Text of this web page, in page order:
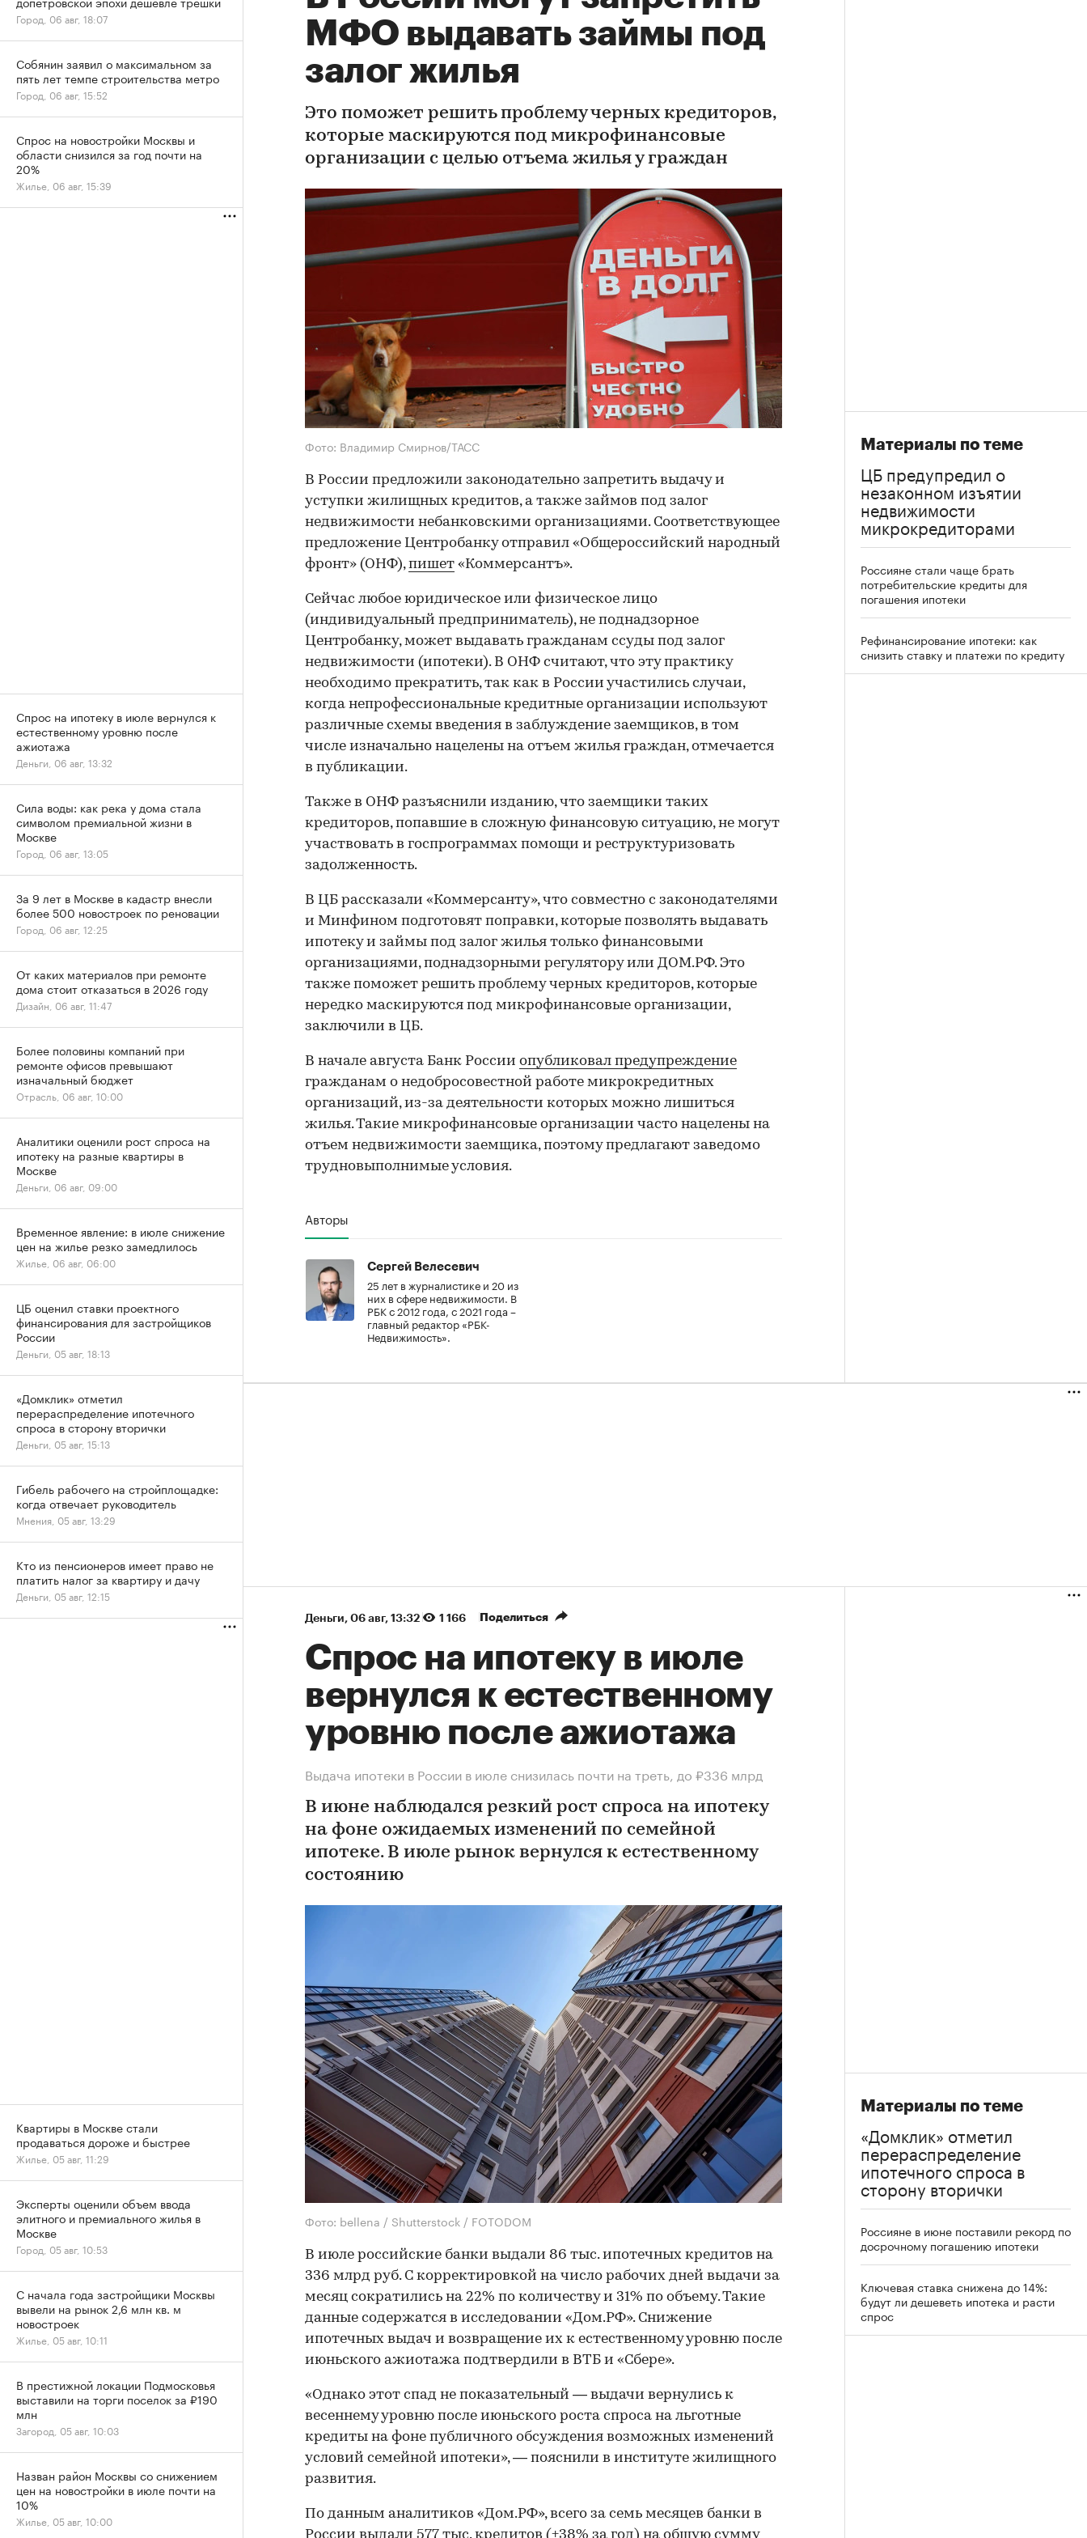
МФО выдавать займы под
залог жилья
Это поможет решить проблему черных кредиторов,
которые маскируются под микрофинансовые
организации с целью отъема жилья у граждан
Фото: Владимир Смирнов/ТАСС
В России предложили законодательно запретить выдачу и
уступки жилищных кредитов, а также займов под залог
недвижимости небанковскими организациями. Соответствующее
предложение Центробанку отправил «Общероссийский народный
фронт» (ОНФ),пишет «Коммерсантъ».
Сейчас любое юридическое или физическое лицо
(индивидуальный предприниматель), не поднадзорное
Центробанку, может выдавать гражданам ссуды под залог
недвижимости (ипотеки). В ОНФ считают, что эту практику
необходимо прекратить, так как в России участились случаи,
когда непрофессиональные кредитные организации используют
различные схемы введения в заблуждение заемщиков, в том
числе изначально нацелены на отъем жилья граждан, отмечается
в публикации.
Также в ОНФ разъяснили изданию, что заемщики таких
кредиторов, попавшие в сложную финансовую ситуацию, не могут
участвовать в госпрограммах помощи и реструктуризовать
задолженность.
В ЦБ рассказали «Коммерсанту», что совместно с законодателями
и Минфином подготовят поправки, которые позволять выдавать
ипотеку и займы под залог жилья только финансовыми
организациями, поднадзорными регулятору или ДОМ.РФ. Это
также поможет решить проблему черных кредиторов, которые
нередко маскируются под микрофинансовые организации,
заключили в ЦБ.
В начале августа Банк России опубликовал предупреждение
гражданам о недобросовестной работе микрокредитных
организаций, из-за деятельности которых можно лишиться
жилья. Такие микрофинансовые организации часто нацелены на
отъем недвижимости заемщика, поэтому предлагают заведомо
трудновыполнимые условия.
Авторы
Сергей Велесевич
25 лет в журналистике и 20 из
них в сфере недвижимости. В
РБК с 2012 года, с 2021 года –
главный редактор «РБК-
Недвижимость».
Материалы по теме
ЦБ предупредил о
незаконном изъятии
недвижимости
микрокредиторами
Россияне стали чаще брать
потребительские кредиты для
погашения ипотеки
Рефинансирование ипотеки: как
снизить ставку и платежи по кредиту
Деньги⁠, 06 авг, 13:32 1 166 Поделиться
Спрос на ипотеку в июле
вернулся к естественному
уровню после ажиотажа
Выдача ипотеки в России в июле снизилась почти на треть, до ₽336 млрд
В июне наблюдался резкий рост спроса на ипотеку
на фоне ожидаемых изменений по семейной
ипотеке. В июле рынок вернулся к естественному
состоянию
Фото: bellena / Shutterstock / FOTODOM
В июле российские банки выдали 86 тыс. ипотечных кредитов на
336 млрд руб. С корректировкой на число рабочих дней выдачи за
месяц сократились на 22% по количеству и 31% по объему. Такие
данные содержатся в исследовании «Дом.РФ». Снижение
ипотечных выдач и возвращение их к естественному уровню после
июньского ажиотажа подтвердили в ВТБ и «Сбере».
«Однако этот спад не показательный — выдачи вернулись к
весеннему уровню после июньского роста спроса на льготные
кредиты на фоне публичного обсуждения возможных изменений
условий семейной ипотеки», — пояснили в институте жилищного
развития.
По данным аналитиков «Дом.РФ», всего за семь месяцев банки в
Материалы по теме
«Домклик» отметил
перераспределение
ипотечного спроса в
сторону вторички
Россияне в июне поставили рекорд по
досрочному погашению ипотеки
Ключевая ставка снижена до 14%:
будут ли дешеветь ипотека и расти
спрос
Город, 06 авг, 18:07
Собянин заявил о максимальном за
пять лет темпе строительства метро
Город, 06 авг, 15:52
Спрос на новостройки Москвы и
области снизился за год почти на
20%
Жилье, 06 авг, 15:39
Спрос на ипотеку в июле вернулся к
естественному уровню после
ажиотажа
Деньги, 06 авг, 13:32
Сила воды: как река у дома стала
символом премиальной жизни в
Москве
Город, 06 авг, 13:05
За 9 лет в Москве в кадастр внесли
более 500 новостроек по реновации
Город, 06 авг, 12:25
От каких материалов при ремонте
дома стоит отказаться в 2026 году
Дизайн, 06 авг, 11:47
Более половины компаний при
ремонте офисов превышают
изначальный бюджет
Отрасль, 06 авг, 10:00
Аналитики оценили рост спроса на
ипотеку на разные квартиры в
Москве
Деньги, 06 авг, 09:00
Временное явление: в июле снижение
цен на жилье резко замедлилось
Жилье, 06 авг, 06:00
ЦБ оценил ставки проектного
финансирования для застройщиков
России
Деньги, 05 авг, 18:13
«Домклик» отметил
перераспределение ипотечного
спроса в сторону вторички
Деньги, 05 авг, 15:13
Гибель рабочего на стройплощадке:
когда отвечает руководитель
Мнения, 05 авг, 13:29
Кто из пенсионеров имеет право не
платить налог за квартиру и дачу
Деньги, 05 авг, 12:15
Квартиры в Москве стали
продаваться дороже и быстрее
Жилье, 05 авг, 11:29
Эксперты оценили объем ввода
элитного и премиального жилья в
Москве
Город, 05 авг, 10:53
С начала года застройщики Москвы
вывели на рынок 2,6 млн кв. м
новостроек
Жилье, 05 авг, 10:11
В престижной локации Подмосковья
выставили на торги поселок за ₽190
млн
Загород, 05 авг, 10:03
Назван район Москвы со снижением
цен на новостройки в июле почти на
10%
Жилье, 05 авг, 10:00